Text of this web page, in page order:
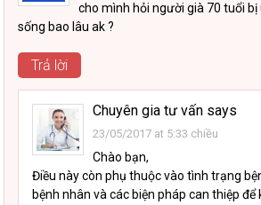
cho mình hỏi người già 70 tuổi
sống bao lâu ak ?
Trả lời
Chuyên gia tư vấn says
23/05/2017 at 5:33 chiều
Chào bạn,
Điều này còn phụ thuộc vào tình trạng
bệnh nhân và các biện pháp can thiệp để